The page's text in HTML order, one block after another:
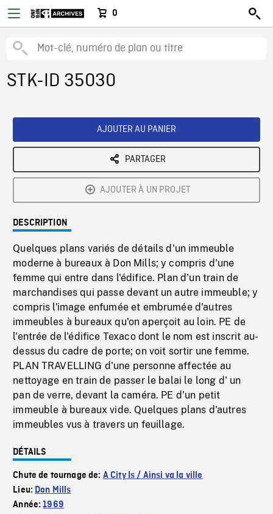
0
STK-ID 35030
AJOUTER AU PANIER
PARTAGER
AJOUTER À UN PROJET
DESCRIPTION
Quelques plans variés de détails d'un immeuble
moderne à bureaux à Don Mills; y compris d'une
femme qui entre dans l'édifice. Plan d'un train de
marchandises qui passe devant un autre immeuble; y
compris l'image enfumée et embrumée d'autres
immeubles à bureaux qu'on aperçoit au loin. PE de
l'entrée de l'édifice Texaco dont le nom est inscrit au-
dessus du cadre de porte; on voit sortir une femme.
PLAN TRAVELLING d'une personne affectée au
nettoyage en train de passer le balai le long d' un
pan de verre, devant la caméra. PE d'un petit
immeuble à bureaux vide. Quelques plans d'autres
immeubles vus à travers un feuillage.
DÉTAILS
Chute de tournage de: A City Is / Ainsi va la ville
Lieu: Don Mills
Année:1969